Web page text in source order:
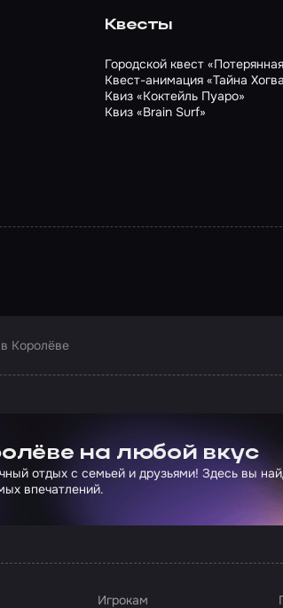
Квесты
Городской квест
Квест-анимация «Тайна
Квиз «Коктейль Пуаро»
Квиз «Brain Surf»
Королёве
на любой вкус
отдых с семьей и друзьями! Здесь вы
впечатлений.
Игрокам